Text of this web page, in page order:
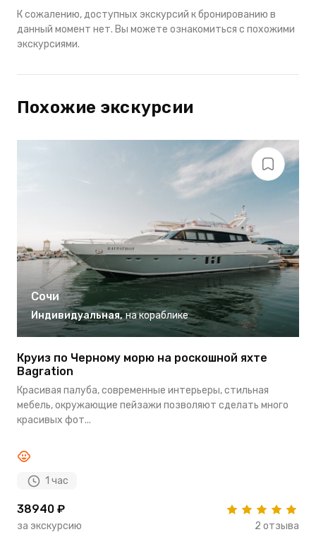
К сожалению, доступных экскурсий к бронированию в
данный момент нет. Вы можете ознакомиться с похожими
экскурсиями.
Похожие экскурсии
Сочи
Индивидуальная, на кораблике
Круиз по Черному морю на роскошной яхте
Bagration
Красивая палуба, современные интерьеры, стильная
мебель, окружающие пейзажи позволяют сделать много
красивых фот...
1 час
38940 ₽
за экскурсию 2 отзыва